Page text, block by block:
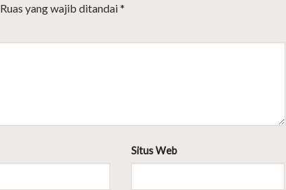
Ruas yang wajib ditandai*
Situs Web